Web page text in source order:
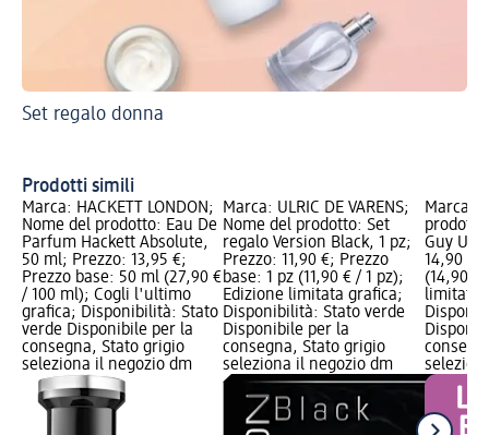
Set regalo donna
Prodotti simili
Marca: HACKETT LONDON;
Nome del prodotto: Eau De
Parfum Hackett Absolute,
50 ml; Prezzo: 13,95 €;
Prezzo base: 50 ml (27,90 €
/ 100 ml); Cogli l'ultimo
grafica; Disponibilità: Stato
verde Disponibile per la
consegna, Stato grigio
seleziona il negozio dm
Marca: ULRIC DE VARENS;
Nome del prodotto: Set
regalo Version Black, 1 pz;
Prezzo: 11,90 €; Prezzo
base: 1 pz (11,90 € / 1 pz);
Edizione limitata grafica;
Disponibilità: Stato verde
Disponibile per la
consegna, Stato grigio
seleziona il negozio dm
Marca:
Guy
14,90 €;
(14,90 €
limitata